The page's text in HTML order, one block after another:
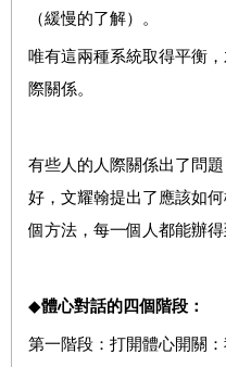
（緩慢的了解）。
唯有這兩種系統取得平衡
際關係。
有些人的人際關係出了問
好，文耀翰提出了應該如
個方法，每一個人都能辦得
◆體心對話的四個階段：
第一階段：打開體心開關